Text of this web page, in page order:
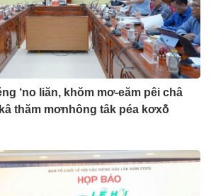
‘no liăn, khŏm mơ-eăm pêi châ
thăm mơnhông tâk péa kơxô̆